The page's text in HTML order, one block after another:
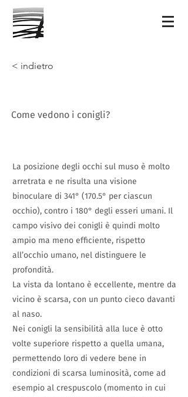
< indietro
Come vedono i conigli?
La posizione degli occhi sul muso è molto
arretrata e ne risulta una visione
binoculare di 341° (170.5° per ciascun
occhio), contro i 180° degli esseri umani. Il
campo visivo dei conigli è quindi molto
ampio ma meno efficiente, rispetto
all’occhio umano, nel distinguere le
profondità.
La vista da lontano è eccellente, mentre da
vicino è scarsa, con un punto cieco davanti
al naso.
Nei conigli la sensibilità alla luce è otto
volte superiore rispetto a quella umana,
permettendo loro di vedere bene in
condizioni di scarsa luminosità, come ad
esempio al crespuscolo (momento in cui